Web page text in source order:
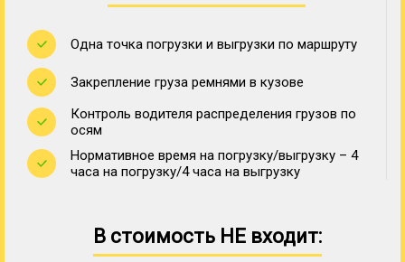
Одна точка погрузки и выгрузки по маршруту
Закрепление груза ремнями в кузове
Контроль водителя распределения грузов по
осям
Нормативное время на погрузку/выгрузку – 4
часа на погрузку/4 часа на выгрузку
В стоимость НЕ входит: